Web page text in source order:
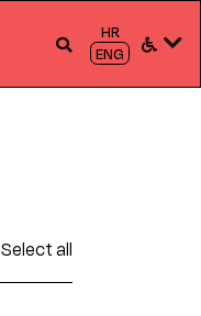
HR
ENG
Select all